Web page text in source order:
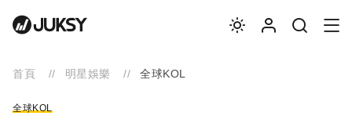
首頁 明星娛樂 全球KOL
全球KOL